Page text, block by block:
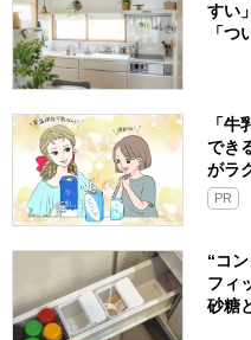
すい
「
「
でき
がラ
PR
“コ
フィ
砂糖